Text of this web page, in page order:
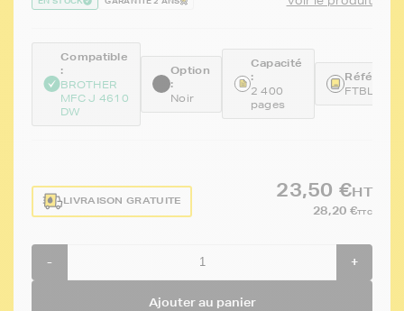
Compatible
:
BROTHER
MFC J 4610
DW
Option
:
Noir
Capacité
:
2 400
pages
LIVRAISON GRATUITE
23,50 €HT
28,20 €TTC
- +
Ajouter au panier